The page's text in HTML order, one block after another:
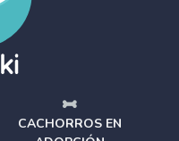
CACHORROS EN